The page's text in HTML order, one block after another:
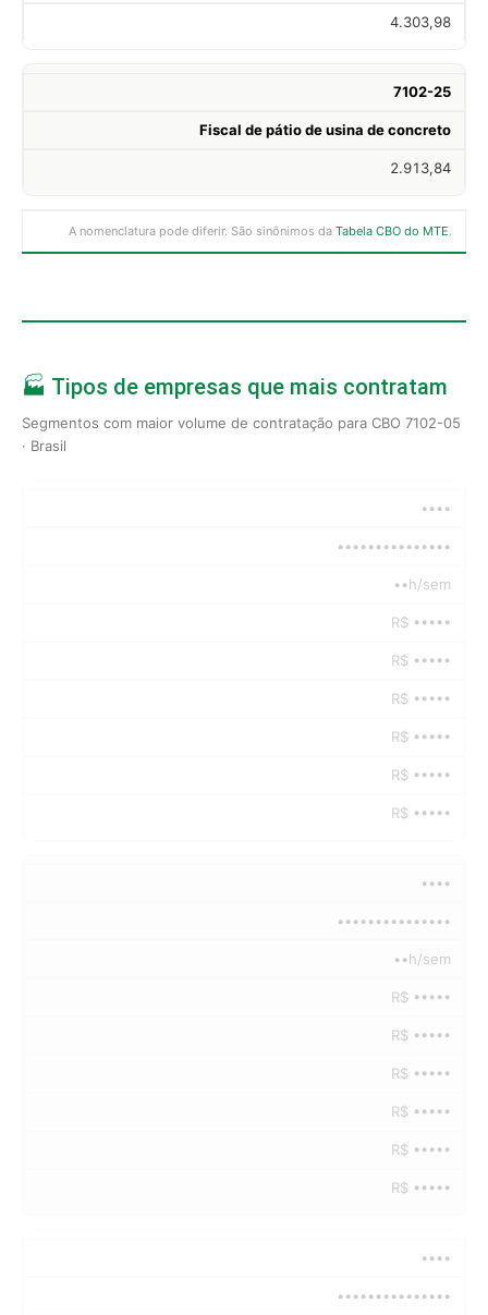
4.303,98
7102-25
Fiscal de pátio de usina de concreto
2.913,84
A nomenclatura pode diferir. São sinônimos da Tabela CBO do MTE.
🏭 Tipos de empresas que mais contratam
Segmentos com maior volume de contratação para CBO 7102-05
· Brasil
••••
•••••••••••••••
••h/sem
R$ •••••
R$ •••••
R$ •••••
R$ •••••
R$ •••••
R$ •••••
••••
•••••••••••••••
••h/sem
R$ •••••
R$ •••••
R$ •••••
R$ •••••
R$ •••••
R$ •••••
••••
•••••••••••••••